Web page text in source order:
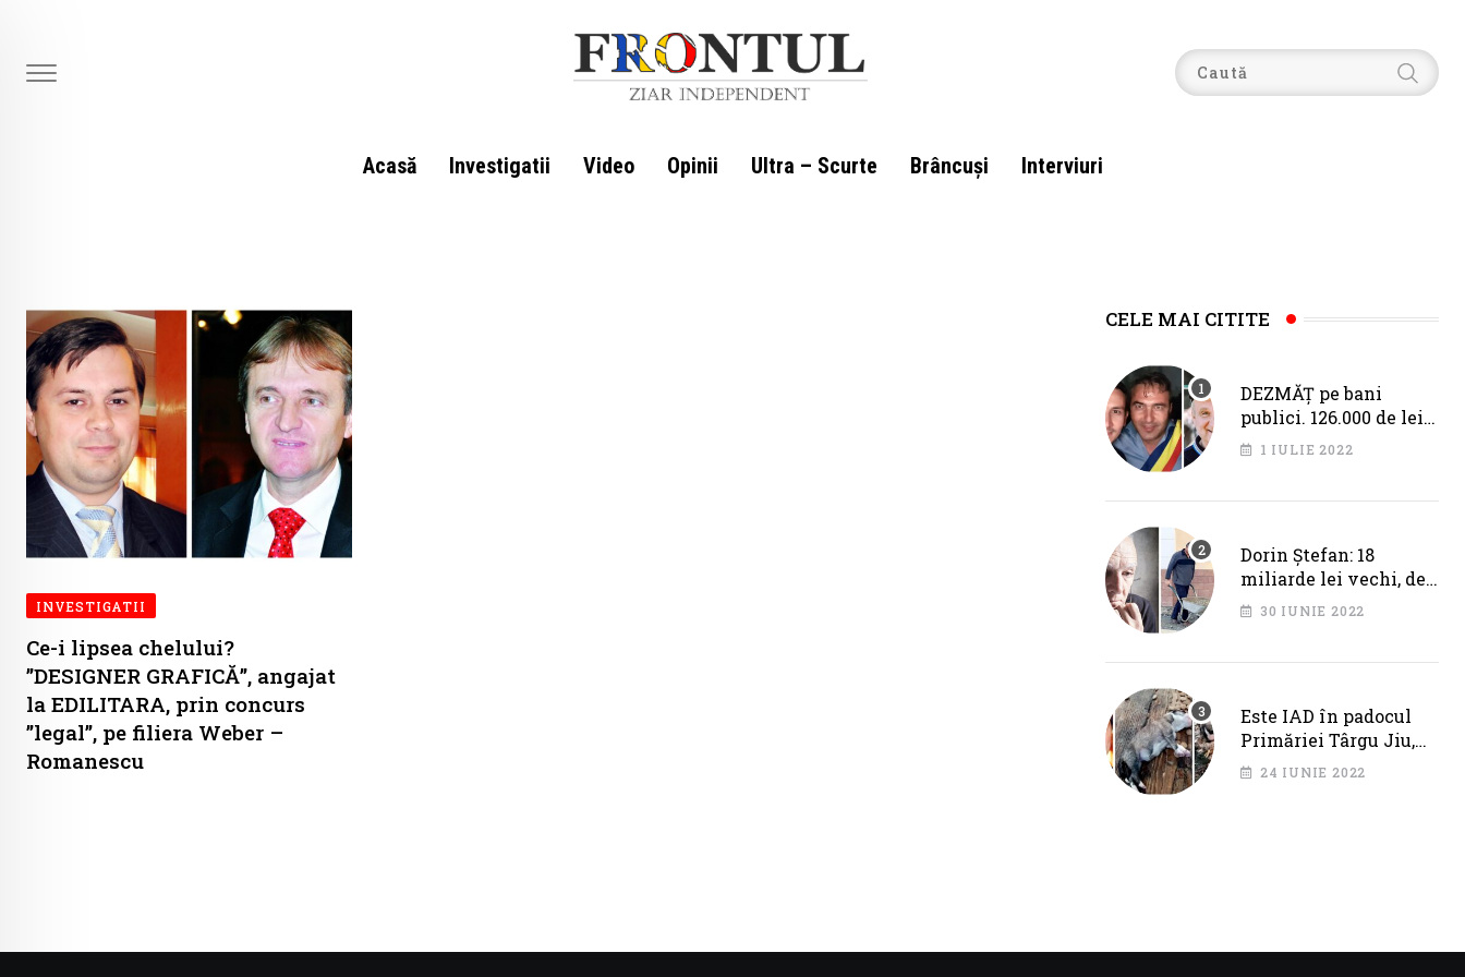
content
Acasă Investigatii Video Opinii Ultra – Scurte Brâncuşi Interviuri
INVESTIGATII
Ce-i lipsea chelului?
”DESIGNER GRAFICĂ”, angajat
la EDILITARA, prin concurs
”legal”, pe filiera Weber –
Romanescu
CELE MAI CITITE
DEZMĂȚ pe bani
publici. 126.000 de lei
pentru Fîciu și Băloi,
1 IULIE 2022
Dorin Ștefan: 18
miliarde lei vechi, de
la Primăria Târgu Jiu.
30 IUNIE 2022
Este IAD în padocul
Primăriei Târgu Jiu,
dar IPJ Gorj spune
24 IUNIE 2022